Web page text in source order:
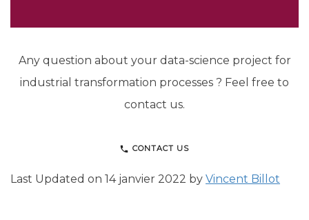
Any question about your data-science project for
industrial transformation processes ? Feel free to
contact us.
CONTACT US
Last Updated on 14 janvier 2022 by Vincent Billot